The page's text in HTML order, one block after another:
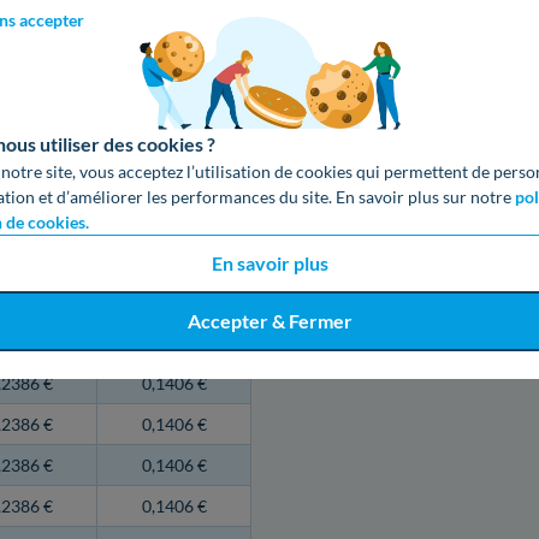
accepter
utiliser des cookies ?
site, vous acceptez l’utilisation de cookies qui permettent de
et d’améliorer les performances du site. En savoir plus sur notre
cookies.
En savoir plus
Accepter & Fermer
0,1985 €
Pleines
HP
/kWh
Tarif HC
€ TTC /kWh
€
0,1406 €
€
0,1406 €
€
0,1406 €
€
0,1406 €